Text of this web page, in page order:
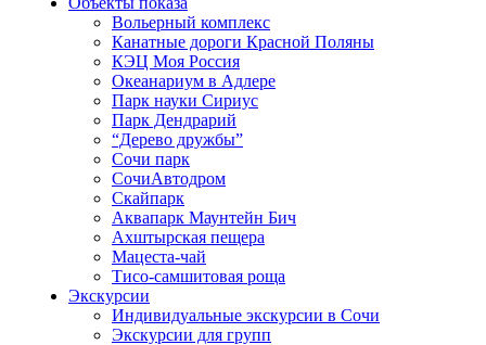
Вольерный комплекс
Канатные дороги Красной Поляны
КЭЦ Моя Россия
Океанариум в Адлере
Парк науки Сириус
Парк Дендрарий
“Дерево дружбы”
Сочи парк
СочиАвтодром
Скайпарк
Аквапарк Маунтейн Бич
Ахштырская пещера
Мацеста-чай
Тисо-самшитовая роща
Экскурсии
Индивидуальные экскурсии в Сочи
Экскурсии для групп